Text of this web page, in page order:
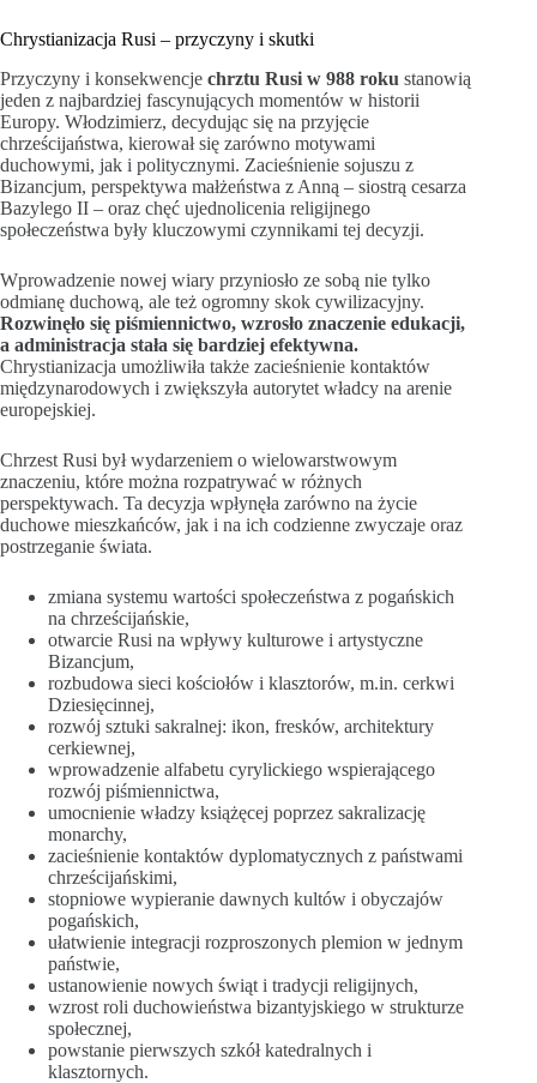
Chrystianizacja Rusi – przyczyny i skutki
Przyczyny i konsekwencje chrztu Rusi w 988 roku stanowią
jeden z najbardziej fascynujących momentów w historii
Europy. Włodzimierz, decydując się na przyjęcie
chrześcijaństwa, kierował się zarówno motywami
duchowymi, jak i politycznymi. Zacieśnienie sojuszu z
Bizancjum, perspektywa małżeństwa z Anną – siostrą cesarza
Bazylego II – oraz chęć ujednolicenia religijnego
społeczeństwa były kluczowymi czynnikami tej decyzji.
Wprowadzenie nowej wiary przyniosło ze sobą nie tylko
odmianę duchową, ale też ogromny skok cywilizacyjny.
Rozwinęło się piśmiennictwo, wzrosło znaczenie edukacji,
a administracja stała się bardziej efektywna.
Chrystianizacja umożliwiła także zacieśnienie kontaktów
międzynarodowych i zwiększyła autorytet władcy na arenie
europejskiej.
Chrzest Rusi był wydarzeniem o wielowarstwowym
znaczeniu, które można rozpatrywać w różnych
perspektywach. Ta decyzja wpłynęła zarówno na życie
duchowe mieszkańców, jak i na ich codzienne zwyczaje oraz
postrzeganie świata.
zmiana systemu wartości społeczeństwa z pogańskich
na chrześcijańskie,
otwarcie Rusi na wpływy kulturowe i artystyczne
Bizancjum,
rozbudowa sieci kościołów i klasztorów, m.in. cerkwi
Dziesięcinnej,
rozwój sztuki sakralnej: ikon, fresków, architektury
cerkiewnej,
wprowadzenie alfabetu cyrylickiego wspierającego
rozwój piśmiennictwa,
umocnienie władzy książęcej poprzez sakralizację
monarchy,
zacieśnienie kontaktów dyplomatycznych z państwami
chrześcijańskimi,
stopniowe wypieranie dawnych kultów i obyczajów
pogańskich,
ułatwienie integracji rozproszonych plemion w jednym
państwie,
ustanowienie nowych świąt i tradycji religijnych,
wzrost roli duchowieństwa bizantyjskiego w strukturze
społecznej,
powstanie pierwszych szkół katedralnych i
klasztornych.